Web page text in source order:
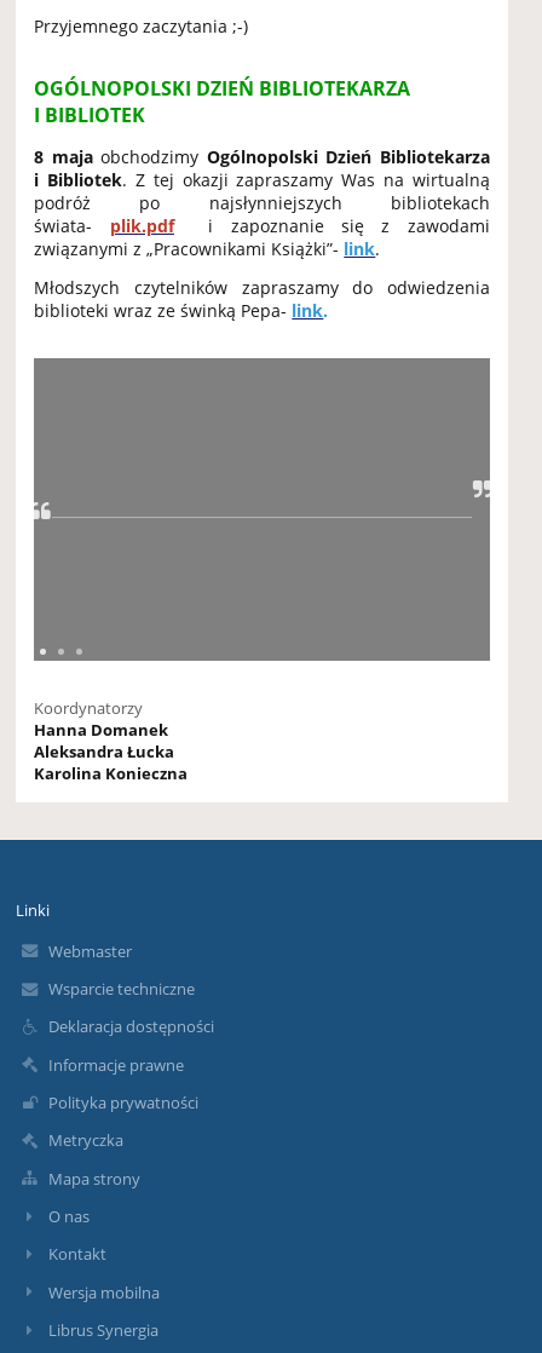
Przyjemnego zaczytania ;-)
OGÓLNOPOLSKI DZIEŃ BIBLIOTEKARZA
I BIBLIOTEK
8 majaobchodzimy Ogólnopolski Dzień Bibliotekarza
i Bibliotek. Z tej okazji zapraszamy Was na wirtualną
podróż po najsłynniejszych bibliotekach
świata- plik.pdfi zapoznanie się z zawodami
związanymi z „Pracownikami Książki”- link.
Młodszych czytelników zapraszamy do odwiedzenia
biblioteki wraz ze świnką Pepa- link.
Koordynatorzy
Hanna Domanek
Aleksandra Łucka
Karolina Konieczna
Linki
Webmaster
Wsparcie techniczne
Deklaracja dostępności
Informacje prawne
Polityka prywatności
Metryczka
Mapa strony
O nas
Kontakt
Wersja mobilna
Librus Synergia